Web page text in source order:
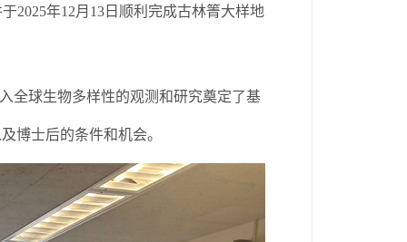
于2025年12月 13 日顺利完成古林箐大样地
全球生物多样性的观测和研究奠定了基
博士后的条件和机会。